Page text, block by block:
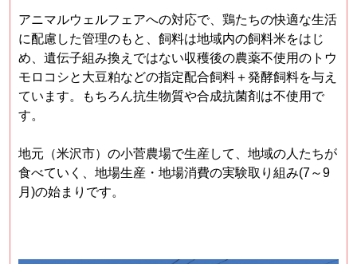
アニマルウェルフェアへの対応で、鶏たちの快適な生活
に配慮した管理のもと、飼料は地域内の飼料米をはじ
め、遺伝子組み換えではない収穫後の農薬不使用のトウ
モロコシと大豆粕などの指定配合飼料＋発酵飼料を与え
ています。もちろん抗生物質や合成抗菌剤は不使用で
す。
地元（米沢市）の小菅農場で生産して、地域の人たちが
食べていく、地場生産 ・地場消費の実験取り組み(7～9
月)の始まりです。